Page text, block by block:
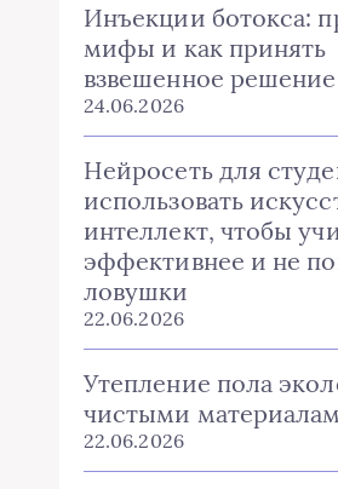
Инъекции ботокса:
мифы и как принять
взвешенное решение
24.06.2026
Нейросеть для
использовать
интеллект, чтобы
эффективнее и не
ловушки
22.06.2026
Утепление пола
чистыми
22.06.2026